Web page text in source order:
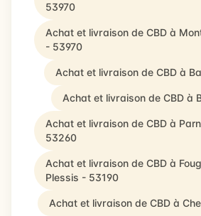
53970
Achat et livraison de CBD à
- 53970
Achat et livraison de CBD à
Achat et livraison de CBD à
Achat et livraison de CBD à
53260
Achat et livraison de CBD à
Plessis - 53190
Achat et livraison de CBD à